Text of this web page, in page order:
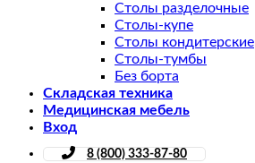
Столы разделочные
Столы-купе
Столы кондитерские
Столы-тумбы
Без борта
Складская техника
Медицинская мебель
Вход
8 (800) 333-87-80